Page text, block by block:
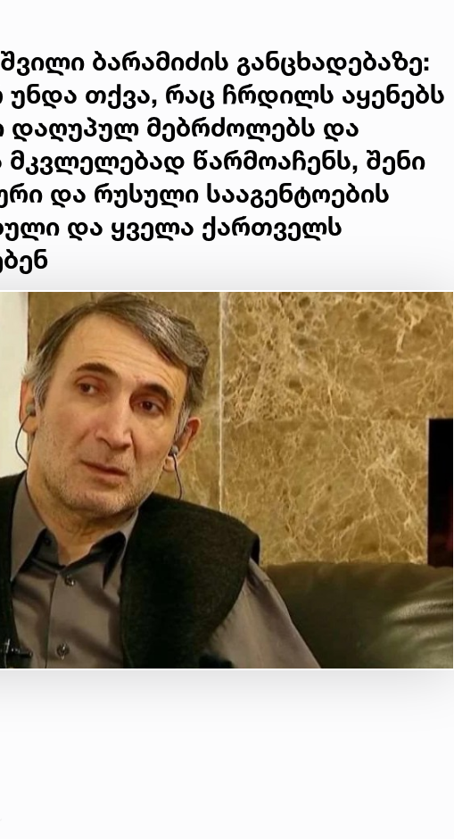
ბარამიძის განცხადებაზე:
უნდა თქვა, რაც ჩრდილს აყენებს
დაღუპულ მებრძოლებს და
წარმოაჩენს, შენი
და რუსული სააგენტოების
და ყველა ქართველს